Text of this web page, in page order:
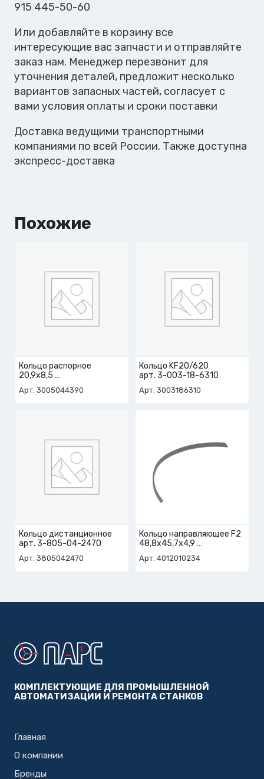
915 445-50-60
Или добавляйте в корзину все
интересующие вас запчасти и отправляйте
заказ нам. Менеджер перезвонит для
уточнения деталей, предложит несколько
вариантов запасных частей, согласует с
вами условия оплаты и сроки поставки
Доставка ведущими транспортными
компаниями по всей России. Также доступна
экспресс-доставка
Похожие
Кольцо распорное
20,9х8,5
Арт. 3005044390
Кольцо KF20/620
арт. 3-003-18-6310
Арт. 3003186310
Кольцо дистанционное
арт. 3-805-04-2470
Арт. 3805042470
Кольцо направляющее F2
48,8х45,7х4,9
Арт. 4012010234
КОМПЛЕКТУЮЩИЕ ДЛЯ ПРОМЫШЛЕННОЙ
АВТОМАТИЗАЦИИ И РЕМОНТА СТАНКОВ
Главная
О компании
Бренды